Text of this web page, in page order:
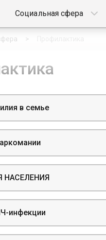
Социальная сфера
в семье
инфекции